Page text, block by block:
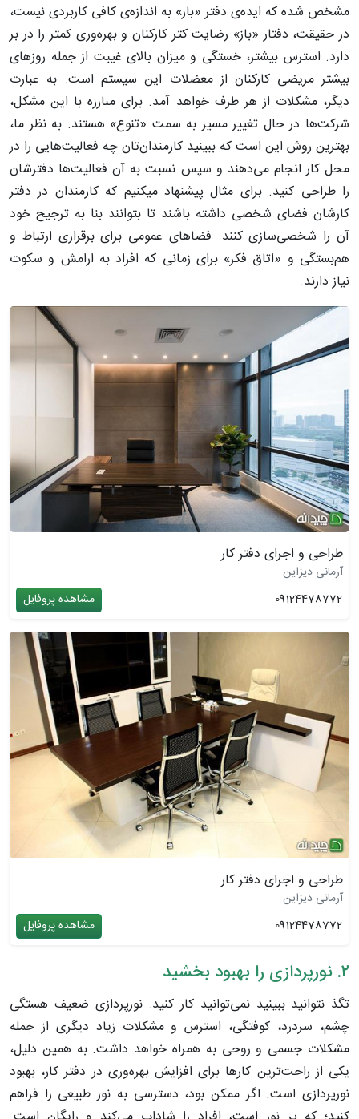
مشخص شده که ایده‌ی دفتر «بار» به اندازه‌ی کافی کاربردی نیست،
در حقیقت، دفتار «باز» رضایت کتر کارکنان و بهره‌وری کمتر را در بر
دارد. استرس بیشتر، خستگی و میزان بالای غیبت از جمله روزهای
بیشتر مریضی کارکنان از معضلات این سیستم است. به عبارت
دیگر، مشکلات از هر طرف خواهد آمد. برای مبارزه با این مشکل،
شرکت‌ها در حال تغییر مسیر به سمت «تنوع» هستند. به نظر ما،
بهترین روش این است که ببینید کارمندان‌تان چه فعالیت‌هایی را در
محل کار انجام می‌دهند و سپس نسبت به آن فعالیت‌ها دفترشان
را طراحی کنید. برای مثال پیشنهاد میکنیم که کارمندان در دفتر
کارشان فضای شخصی داشته باشند تا بتوانند بنا به ترجیح خود
آن را شخصی‌سازی کنند. فضاهای عمومی برای برقراری ارتباط و
هم‌بستگی و «اتاق فکر» برای زمانی که افراد به ارامش و سکوت
نیاز دارند.
طراحی و اجرای دفتر کار
آرمانی دیزاین
09124478772
مشاهده پروفایل
طراحی و اجرای دفتر کار
آرمانی دیزاین
09124478772
مشاهده پروفایل
۲. نورپردازی را بهبود بخشید
تگذ نتوانید ببینید نمی‌توانید کار کنید. نورپردازی ضعیف هستگی
چشم، سردرد، کوفتگی، استرس و مشکلات زیاد دیگری از جمله
مشکلات جسمی و روحی به همراه خواهد داشت. به همین دلیل،
یکی از راحت‌ترین کارها برای افزایش بهره‌وری در دفتر کار، بهبود
نورپردازی است. اگر ممکن بود، دسترسی به نور طبیعی را فراهم